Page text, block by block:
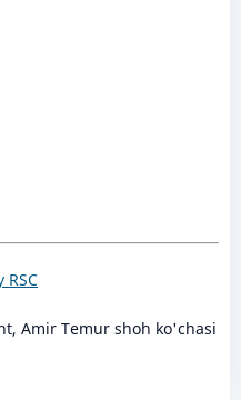
Amir Temur shoh ko'chasi